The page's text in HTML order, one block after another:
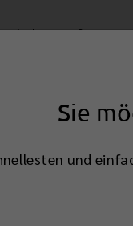
auslösenden
bei
Effekt einige
Sie
und